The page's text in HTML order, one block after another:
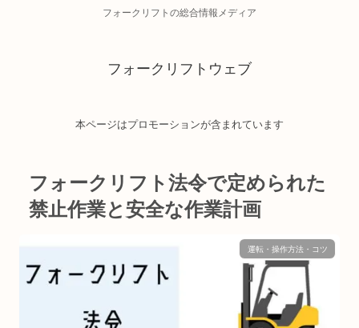
フォークリフトの総合情報メディア
フォークリフトウェブ
本ページはプロモーションが含まれています
フォークリフト法令で定められた
禁止作業と安全な作業計画
運転・操作方法・コツ